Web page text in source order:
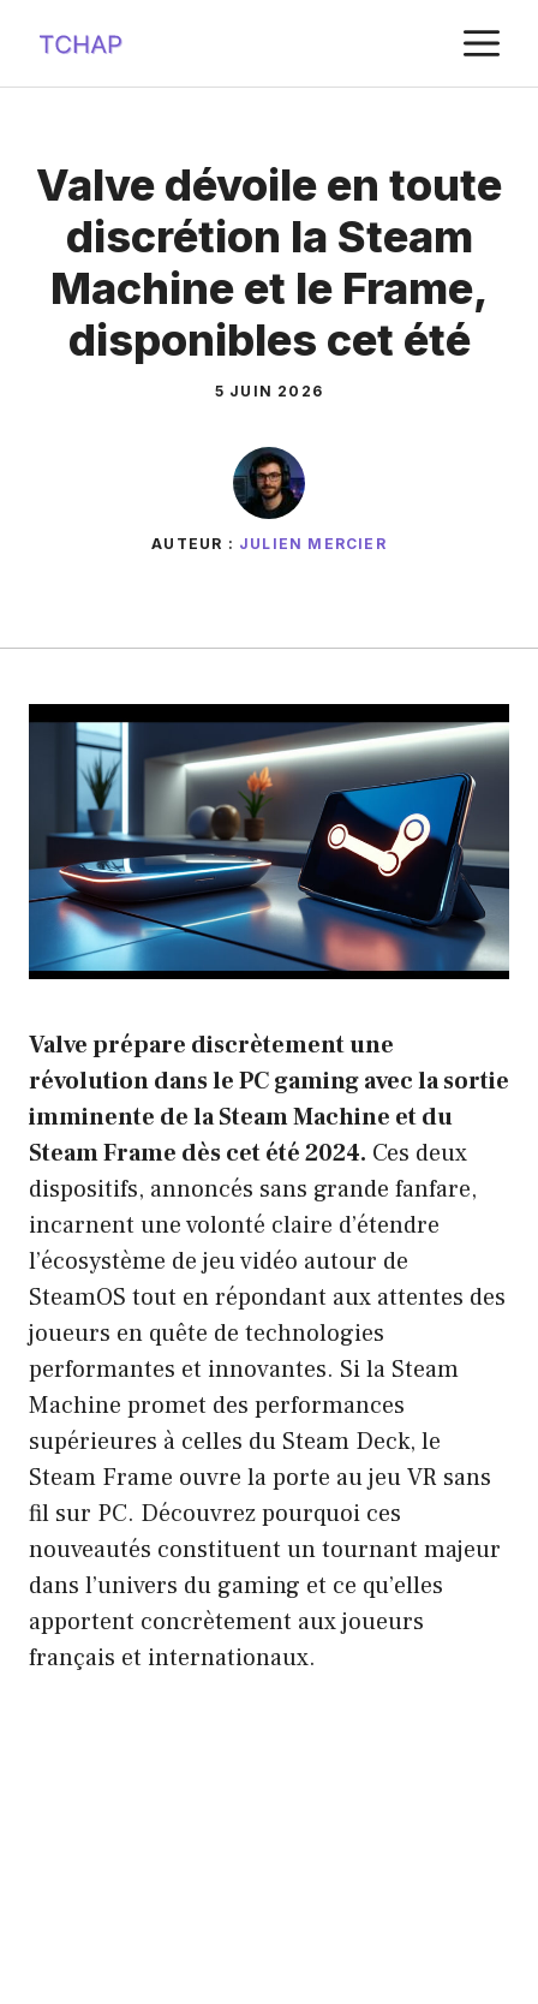
contenu
Valve dévoile en toute
discrétion la Steam
Machine et le Frame,
disponibles cet été
5 JUIN 2026
AUTEUR : JULIEN MERCIER
Valve prépare discrètement une
révolution dans le PC gaming avec la sortie
imminente de la Steam Machine et du
Steam Frame dès cet été 2024. Ces deux
dispositifs, annoncés sans grande fanfare,
incarnent une volonté claire d’étendre
l’écosystème de jeu vidéo autour de
SteamOS tout en répondant aux attentes des
joueurs en quête de technologies
performantes et innovantes. Si la Steam
Machine promet des performances
supérieures à celles du Steam Deck, le
Steam Frame ouvre la porte au jeu VR sans
fil sur PC. Découvrez pourquoi ces
nouveautés constituent un tournant majeur
dans l’univers du gaming et ce qu’elles
apportent concrètement aux joueurs
français et internationaux.